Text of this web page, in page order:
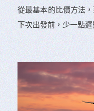
從最基本的比價方法
下次出發前，少一點遲